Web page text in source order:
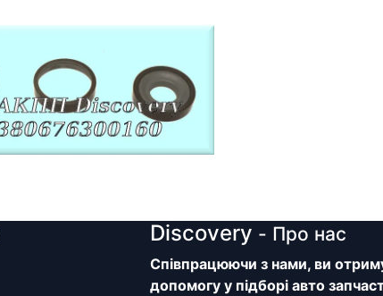
Discovery - Про нас
Співпрацюючи з нами, ви
допомогу у підборі авто